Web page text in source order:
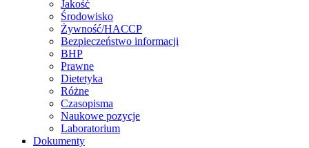
Jakość
Środowisko
Żywność/HACCP
Bezpieczeństwo informacji
BHP
Prawne
Dietetyka
Różne
Czasopisma
Naukowe pozycje
Laboratorium
Dokumenty